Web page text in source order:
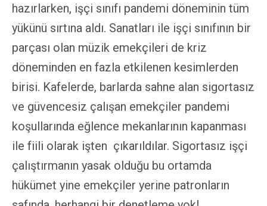
hazırlarken, işçi sınıfı pandemi döneminin tüm
yükünü sırtına aldı. Sanatları ile işçi sınıfının bir
parçası olan müzik emekçileri de kriz
döneminden en fazla etkilenen kesimlerden
birisi. Kafelerde, barlarda sahne alan sigortasız
ve güvencesiz çalışan emekçiler pandemi
koşullarında eğlence mekanlarının kapanması
ile fiili olarak işten çıkarıldılar. Sigortasız işçi
çalıştırmanın yasak olduğu bu ortamda
hükümet yine emekçiler yerine patronların